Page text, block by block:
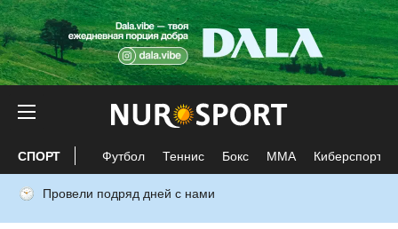
СПОРТ Футбол Теннис Бокс ММА Киберспорт
Провели подряд дней с нами